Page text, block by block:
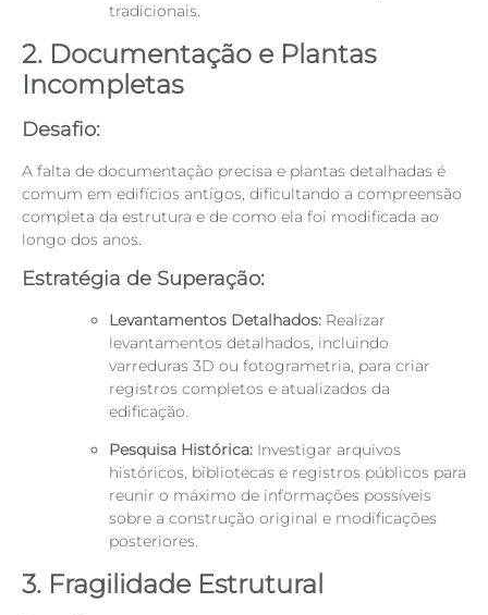
tradicionais.
2. Documentação e Plantas
Incompletas
Desafio:
A falta de documentação precisa e plantas detalhadas é
comum em edifícios antigos, dificultando a compreensão
completa da estrutura e de como ela foi modificada ao
longo dos anos.
Estratégia de Superação:
Levantamentos Detalhados: Realizar
levantamentos detalhados, incluindo
varreduras 3D ou fotogrametria, para criar
registros completos e atualizados da
edificação.
Pesquisa Histórica: Investigar arquivos
históricos, bibliotecas e registros públicos para
reunir o máximo de informações possíveis
sobre a construção original e modificações
posteriores.
3. Fragilidade Estrutural